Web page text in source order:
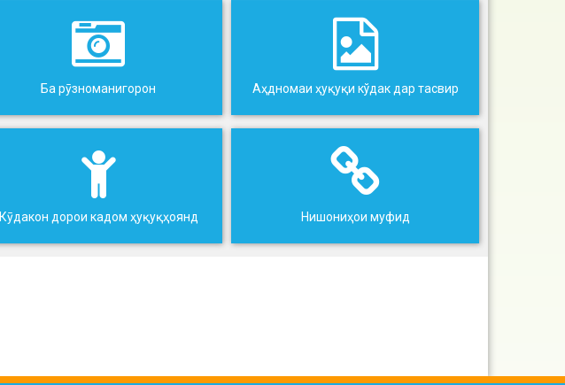
Ба рӯзноманигорон
Кӯдакон дорои кадом ҳуқуқҳоянд
Аҳдномаи ҳуқуқи кўдак дар тасвир
Нишониҳои муфид